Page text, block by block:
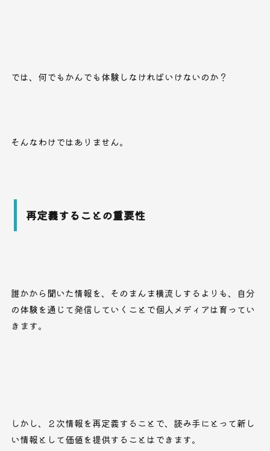
では、何でもかんでも体験しなければいけないのか？
そんなわけではありません。
再定義することの重要性
誰かから聞いた情報を、そのまんま横流しするよりも、自分
の体験を通じて発信していくことで個人メディアは育ってい
きます。
しかし、２次情報を再定義することで、読み手にとって新し
い情報として価値を提供することはできます。